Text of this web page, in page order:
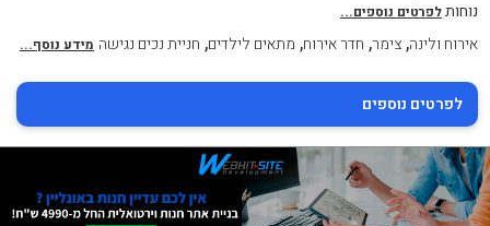
נוחותלפרטים נוספים...
אירוח ולינה,צימר, חדר אירוח, מתאים לילדים, חניית נכים נגישה מידע נוסף...
לפרטים נוספים